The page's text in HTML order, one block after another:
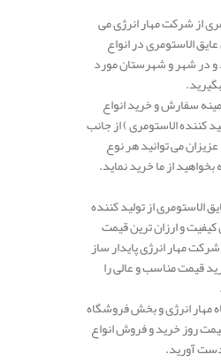
از شرکت مهار انرژی می
الاستومری در انواع
و در شهر و شهرستان مورد
سفارش و خرید انواع
کننده الاستومری ) از جانب
می توانید هر نوع
از ما خرید نماید.
الاستومری از تولید کننده
کیفیت و ارزان ترین قیمت
مهار انرژی پایدار ساز
قیمت مناسب و عالی را
مهار انرژی و بخش فروشگاه
روز خرید و فروش انواع
آورید.